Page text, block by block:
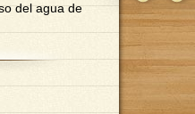
del agua de